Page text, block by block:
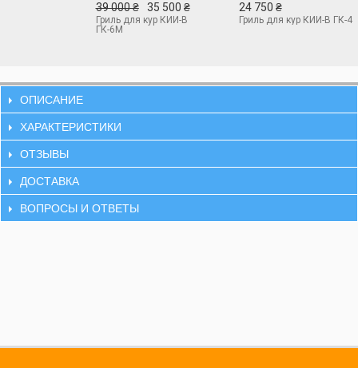
39 000 ₴ 35 500 ₴
Гриль для кур КИЙ-В
ГК-6М
24 750 ₴
Гриль для кур КИЙ-В ГК-4
ОПИСАНИЕ
ХАРАКТЕРИСТИКИ
ОТЗЫВЫ
ДОСТАВКА
ВОПРОСЫ И ОТВЕТЫ